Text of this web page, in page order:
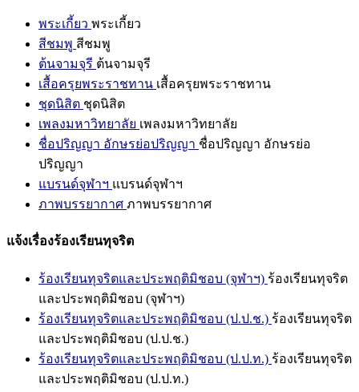
พระเกี้ยว พระเกี้ยว
สีชมพู สีชมพู
ต้นจามจุรี ต้นจามจุรี
เสื้อครุยพระราชทาน เสื้อครุยพระราชทาน
ชุดนิสิต ชุดนิสิต
เพลงมหาวิทยาลัย เพลงมหาวิทยาลัย
ชื่อปริญญา อักษรย่อปริญญา ชื่อปริญญา อักษรย่อ
ปริญญา
แบรนด์จุฬาฯ แบรนด์จุฬาฯ
ภาพบรรยากาศ ภาพบรรยากาศ
แจ้งเรื่องร้องเรียนทุจริต
ร้องเรียนทุจริตและประพฤติมิชอบ (จุฬาฯ) ร้องเรียนทุจริต
และประพฤติมิชอบ (จุฬาฯ)
ร้องเรียนทุจริตและประพฤติมิชอบ (ป.ป.ช.) ร้องเรียนทุจริต
และประพฤติมิชอบ (ป.ป.ช.)
ร้องเรียนทุจริตและประพฤติมิชอบ (ป.ป.ท.) ร้องเรียนทุจริต
และประพฤติมิชอบ (ป.ป.ท.)